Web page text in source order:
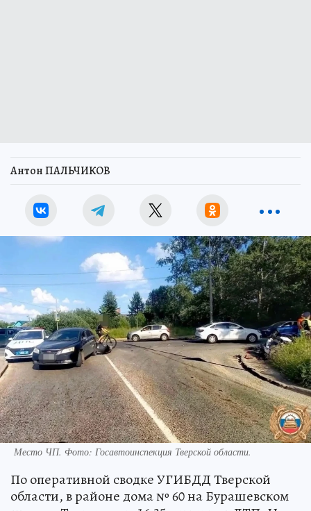
Антон ПАЛЬЧИКОВ
Место ЧП. Фото: Госавтоинспекция Тверской области.
По оперативной сводке УГИБДД Тверской
области, в районе дома № 60 на Бурашевском